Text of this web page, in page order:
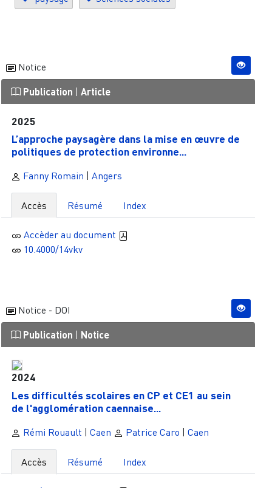
Notice
Publication | Article
2025
L’approche paysagère dans la mise en œuvre de
politiques de protection environne...
Fanny Romain Angers
Accès Résumé Index
Accèder au document
10.4000/14vkv
Notice - DOI
Publication | Notice
2024
Les difficultés scolaires en CP et CE1 au sein
de l'agglomération caennaise...
Rémi Rouault | Caen Patrice Caro | Caen
Accès Résumé Index